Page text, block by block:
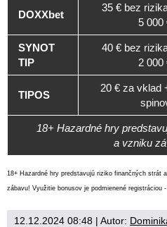
DOXXbet
35 € bez
5 000
SYNOT
TIP
40 € bez
2 000
TIPOS
20 € za vklad
18+ Hazardné hry
a vzniku
18+ Hazardné hry predstavujú riziko finančných strát
zábavu! Využitie bonusov je podmienené registráciou -
12.12.2024 08:48 | Autor: